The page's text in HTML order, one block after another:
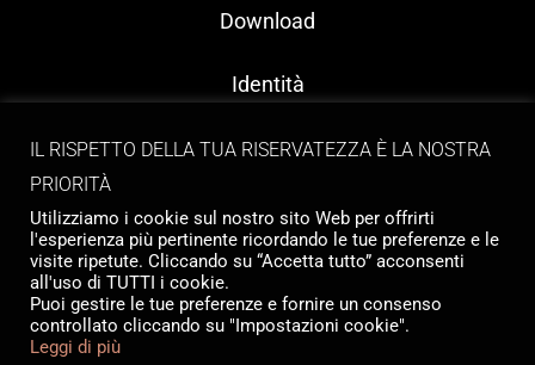
Download
Identità
Contatti
Copyright © 2026 Tailormade Stocco
IL RISPETTO DELLA TUA RISERVATEZZA È LA NOSTRA
PRIORITÀ
Utilizziamo i cookie sul nostro sito Web per offrirti
l'esperienza più pertinente ricordando le tue preferenze e le
visite ripetute. Cliccando su “Accetta tutto” acconsenti
all'uso di TUTTI i cookie.
Puoi gestire le tue preferenze e fornire un consenso
controllato cliccando su "Impostazioni cookie".
Leggi di più